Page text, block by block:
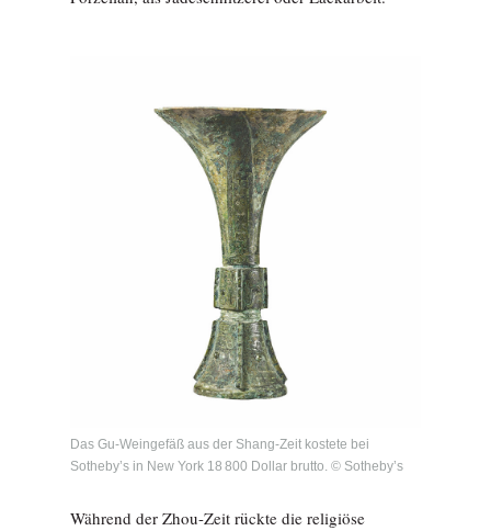
Das Gu-Weingefäß aus der Shang-Zeit kostete bei
Sotheby’s in New York 18 800 Dollar brutto. © Sotheby’s
Während der Zhou-Zeit rückte die religiöse